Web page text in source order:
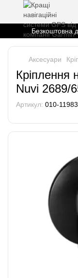
Безкоштовна
Аксесуари
Кріплення
Nuvi 2689/
Артикул: 010-